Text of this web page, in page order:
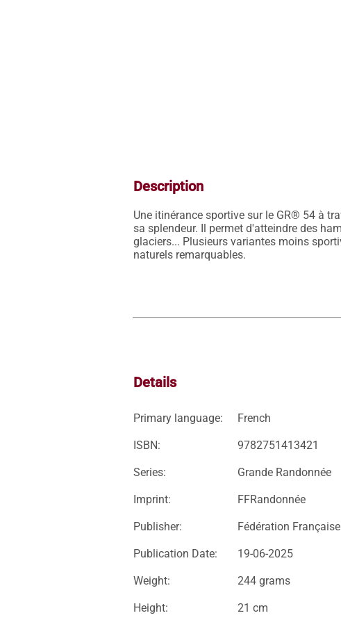
Description
Une itinérance sportive sur le GR® 54 à
sa splendeur. Il permet d'atteindre des
glaciers... Plusieurs variantes moins
naturels remarquables.
Details
Primary language: French
ISBN: 9782751413421
Series: Grande Randonnée
Imprint: FFRandonnée
Publisher: Fédération
Publication Date: 19-06-2025
Weight: 244 grams
Height: 21 cm